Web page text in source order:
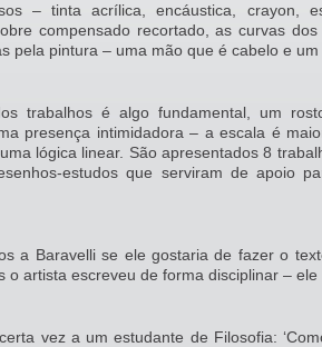
– tinta acrílica, encáustica, crayon,
compensado recortado, as curvas
pela pintura – uma mão que é cabelo e
trabalhos é algo fundamental, um
presença intimidadora – a escala é
lógica linear. São apresentados 8
estudos que serviram de apoio
a Baravelli se ele gostaria de fazer o
o artista escreveu de forma disciplinar –
vez a um estudante de Filosofia: